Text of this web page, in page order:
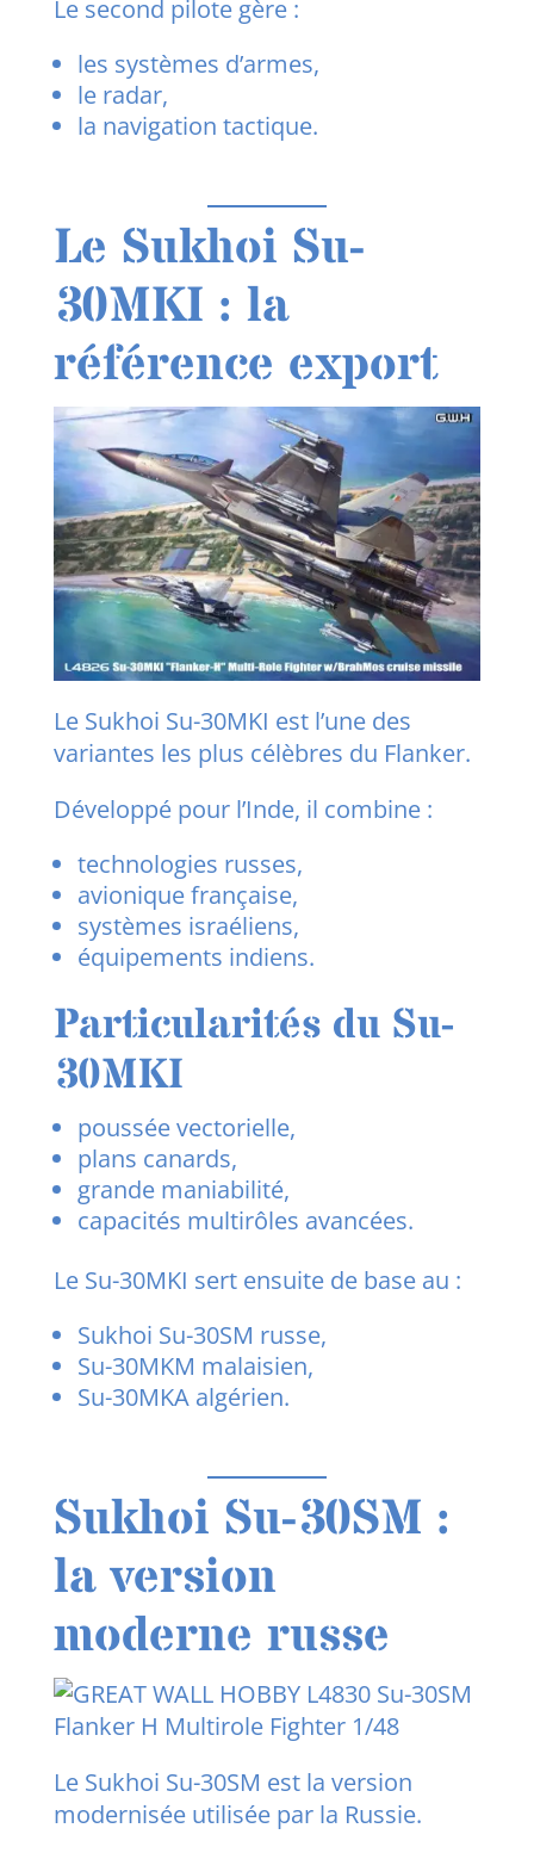
Le second pilote gère :
les systèmes d’armes,
le radar,
la navigation tactique.
Le Sukhoi Su-
30MKI : la
référence export
Le Sukhoi Su-30MKI est l’une des
variantes les plus célèbres du Flanker.
Développé pour l’Inde, il combine :
technologies russes,
avionique française,
systèmes israéliens,
équipements indiens.
Particularités du Su-
30MKI
poussée vectorielle,
plans canards,
grande maniabilité,
capacités multirôles avancées.
Le Su-30MKI sert ensuite de base au :
Sukhoi Su-30SM russe,
Su-30MKM malaisien,
Su-30MKA algérien.
Sukhoi Su-30SM :
la version
moderne russe
Le Sukhoi Su-30SM est la version
modernisée utilisée par la Russie.